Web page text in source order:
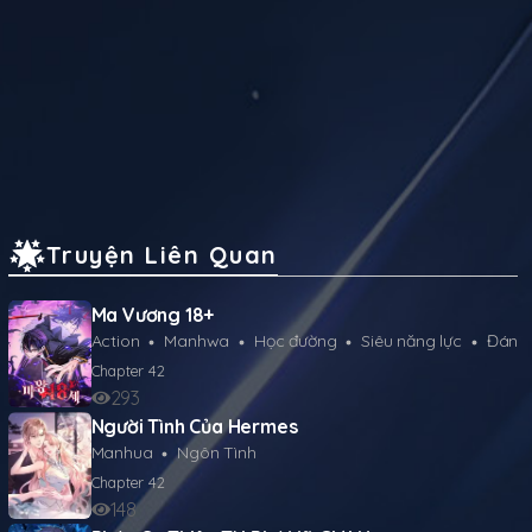
Truyện Liên Quan
Ma Vương 18+
Action Manhwa Học đường Siêu năng lực Đánh
Chapter42
293
Người Tình Của Hermes
Manhua Ngôn Tình
Chapter42
148